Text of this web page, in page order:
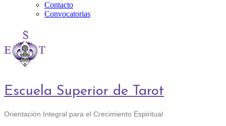
Contacto
Convocatorias
Escuela Superior de Tarot
Orientación Integral para el Crecimiento Espiritual